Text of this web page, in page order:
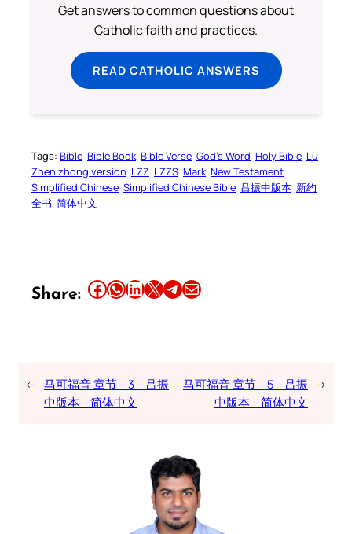
Get answers to common questions about
Catholic faith and practices.
READ CATHOLIC ANSWERS
Tags: Bible Bible Book Bible Verse God’s Word Holy Bible Lu
Zhen zhong version LZZ LZZS Mark New Testament
Simplified Chinese Simplified Chinese Bible 吕振中版本 新约
全书 简体中文
Share: Share this article on Facebook Share this article on WhatsApp Share this article on LinkedIn Share this article on X Share this article on TelegramEmail this Article
← 马可福音 章节 – 3 – 吕振
中版本 – 简体中文
马可福音 章节 – 5 – 吕振
中版本 – 简体中文
→